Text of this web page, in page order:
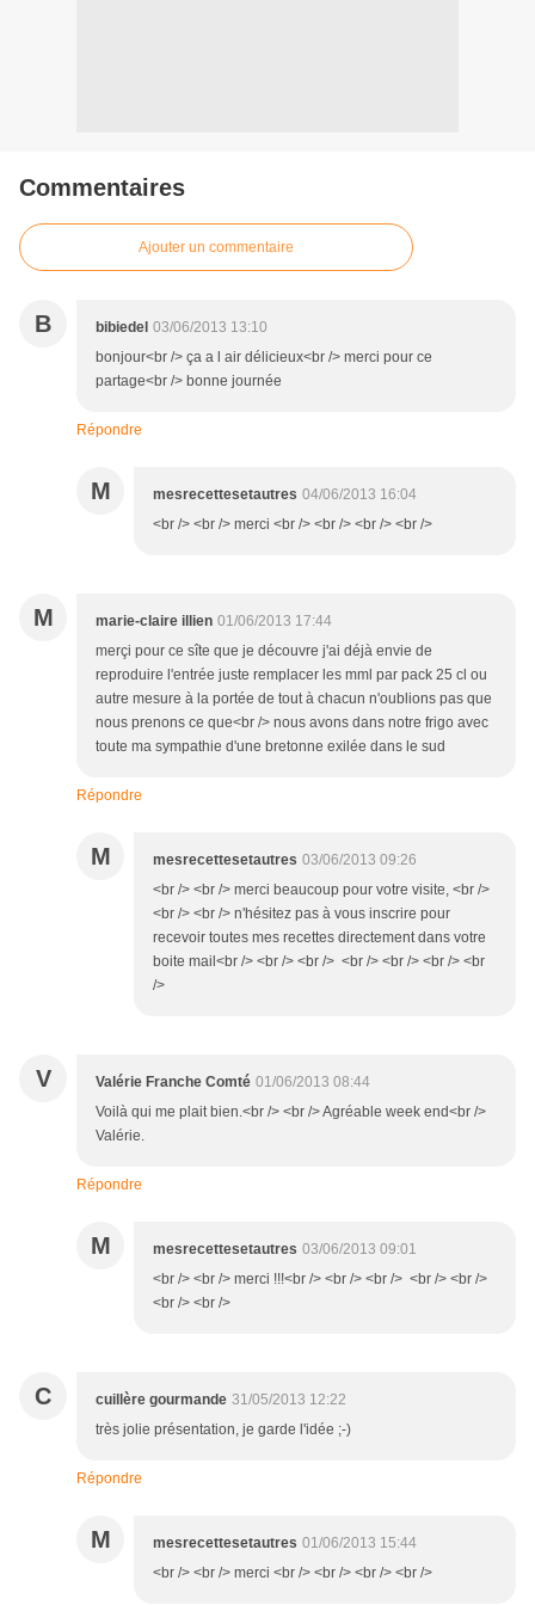
Commentaires
Ajouter un commentaire
B bibiedel 03/06/2013 13:10
bonjour<br /> ça a l air délicieux<br /> merci pour ce
partage<br /> bonne journée
Répondre
M mesrecettesetautres 04/06/2013 16:04
<br /> <br /> merci <br /> <br /> <br /> <br />
M marie-claire illien 01/06/2013 17:44
merçi pour ce sîte que je découvre j'ai déjà envie de
reproduire l'entrée juste remplacer les mml par pack 25 cl ou
autre mesure à la portée de tout à chacun n'oublions pas que
nous prenons ce que<br /> nous avons dans notre frigo avec
toute ma sympathie d'une bretonne exilée dans le sud
Répondre
M mesrecettesetautres 03/06/2013 09:26
<br /> <br /> merci beaucoup pour votre visite, <br />
<br /> <br /> n'hésitez pas à vous inscrire pour
recevoir toutes mes recettes directement dans votre
boite mail<br /> <br /> <br /> <br /> <br /> <br /> <br
/>
V Valérie Franche Comté 01/06/2013 08:44
Voilà qui me plait bien.<br /> <br /> Agréable week end<br />
Valérie.
Répondre
M mesrecettesetautres 03/06/2013 09:01
<br /> <br /> merci !!!<br /> <br /> <br /> <br /> <br />
<br /> <br />
C cuillère gourmande 31/05/2013 12:22
très jolie présentation, je garde l'idée ;-)
Répondre
M mesrecettesetautres 01/06/2013 15:44
<br /> <br /> merci <br /> <br /> <br /> <br />